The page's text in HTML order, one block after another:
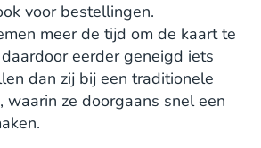
voor bestellingen.
meer de tijd om de kaart te
eerder geneigd iets
dan zij bij een traditionele
waarin ze doorgaans snel een